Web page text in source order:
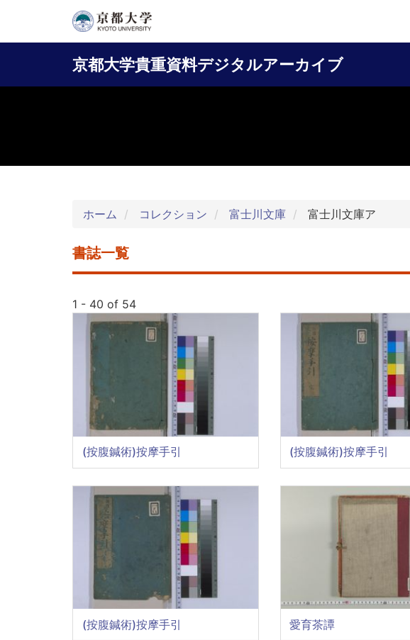
ン
移
京都大学貴重資料デジタルアーカイブ
Main
navigation
ホーム コレクション 富士川文庫 富士川文庫ア
書誌一覧
1 - 40 of 54
(按腹鍼術)按摩手引 (按腹鍼術)按摩手引
(按腹鍼術)按摩手引 愛育茶譚